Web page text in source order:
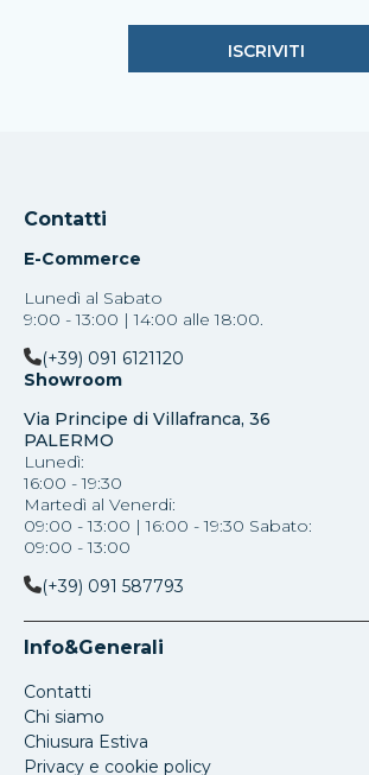
Contatti
E-Commerce
Lunedì al Sabato
9:00 - 13:00 | 14:00 alle 18:00.
(+39) 091 6121120
Showroom
Via Principe di Villafranca, 36
PALERMO
Lunedì:
16:00 - 19:30
Martedì al Venerdi:
09:00 - 13:00 | 16:00 - 19:30 Sabato:
09:00 - 13:00
(+39) 091 587793
Info&Generali
Contatti
Chi siamo
Chiusura Estiva
Privacy e cookie policy